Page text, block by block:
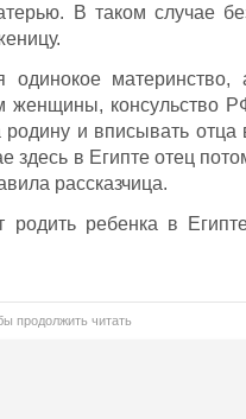
В таком случае
одинокое материнство,
женщины, консульство
и вписывать отца
здесь в Египте отец
рассказчица.
ребенка в
продолжить читать